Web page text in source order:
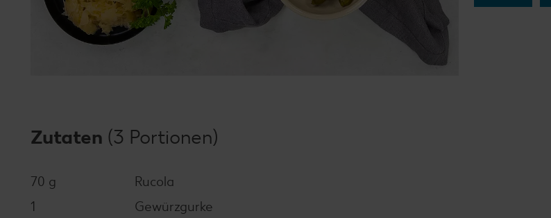
Zutaten (3 Portionen)
70 g
Rucola
1
Gewürzgurke